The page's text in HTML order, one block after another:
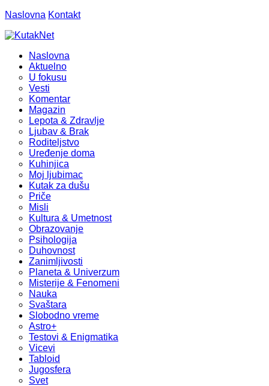
Naslovna Kontakt
Naslovna
Aktuelno
U fokusu
Vesti
Komentar
Magazin
Lepota & Zdravlje
Ljubav & Brak
Roditeljstvo
Uređenje doma
Kuhinjica
Moj ljubimac
Kutak za dušu
Priče
Misli
Kultura & Umetnost
Obrazovanje
Psihologija
Duhovnost
Zanimljivosti
Planeta & Univerzum
Misterije & Fenomeni
Nauka
Svaštara
Slobodno vreme
Astro+
Testovi & Enigmatika
Vicevi
Tabloid
Jugosfera
Svet